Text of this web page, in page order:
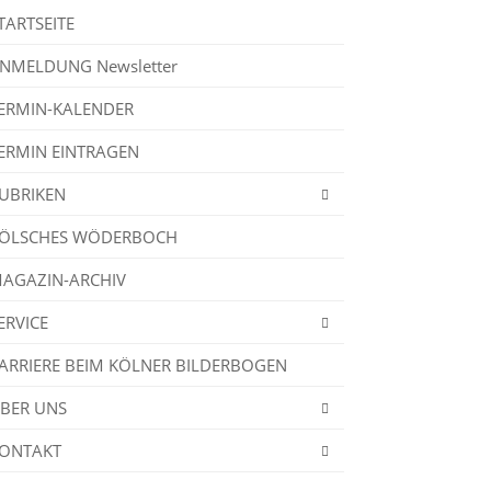
Newsletter
KALENDER
EINTRAGEN
WÖDERBOCH
ARCHIV
BEIM KÖLNER BILDERBOGEN
UNS